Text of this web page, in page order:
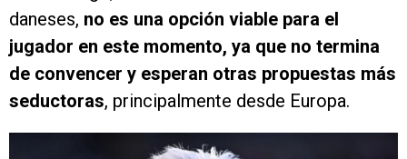
daneses, no es una opción viable para el
jugador en este momento, ya que no termina
de convencer y esperan otras propuestas más
seductoras, principalmente desde Europa.